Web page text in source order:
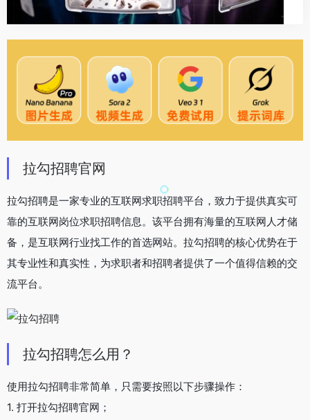
拉勾招聘官网
拉勾招聘是一家专业的互联网求职招聘平台，致力于提供真实可
靠的互联网岗位求职招聘信息。该平台拥有海量的互联网人才储
备，是互联网行业找工作的首选网站。拉勾招聘的核心优势在于
其专业性和真实性，为求职者和招聘者提供了一个值得信赖的交
流平台。
拉勾招聘怎么用？
使用拉勾招聘非常简单，只需要按照以下步骤操作：
1. 打开拉勾招聘官网；